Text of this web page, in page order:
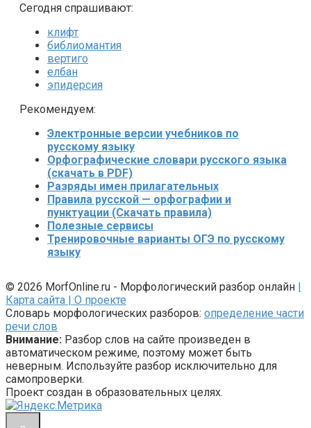
Сегодня спрашивают:
клифт
библиомантия
вертиго
елбан
эпидерсия
Рекомендуем:
Электронные версии учебников по
русскому языку
Орфографические словари русского языка
(скачать в PDF)
Разряды имен прилагательных
Правила русской — орфографии и
пунктуации (Скачать правила)
Полезные сервисы
Тренировочные варианты ОГЭ по русскому
языку
© 2026 MorfOnline.ru - Морфологический разбор онлайн |
Карта сайта | О проекте
Словарь морфологических разборов: определение части
речи слов
Внимание: Разбор слов на сайте произведен в
автоматическом режиме, поэтому может быть
неверным. Используйте разбор исключительно для
самопроверки.
Проект создан в образовательных целях.